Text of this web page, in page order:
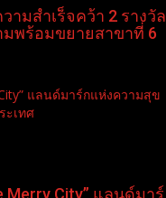
คว้า 2 รางวัลนานาชาติ เดิน
2026
มสำเร็จคว้า 2 รางวัล
พร้อมขยายสาขาที่ 6